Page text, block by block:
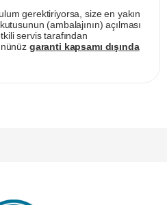
gerektiriyorsa, size en yakın
(ambalajının) açılması
servis tarafından
garanti kapsamı dışında